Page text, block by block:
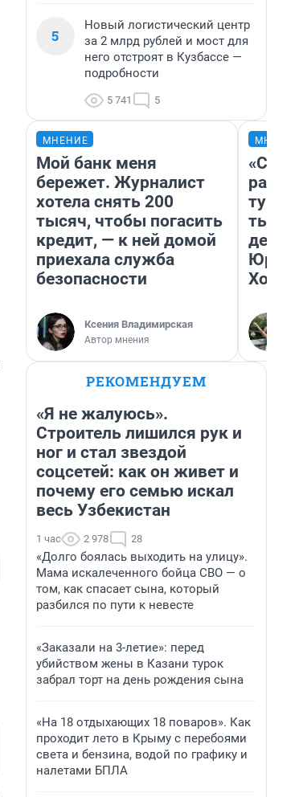
5
Новый логистический центр
за 2 млрд рублей и мост для
него отстроят в Кузбассе —
подробности
5 741 5
МНЕНИЕ
Мой банк меня
бережет. Журналист
хотела снять 200
тысяч, чтобы погасить
кредит, — к ней домой
приехала служба
безопасности
Ксения Владимирская
Автор мнения
день
РЕКОМЕНДУЕМ
«Я не жалуюсь».
Строитель лишился рук и
ног и стал звездой
соцсетей: как он живет и
почему его семью искал
весь Узбекистан
1 час 2 978 28
«Долго боялась выходить на улицу».
Мама искалеченного бойца СВО — о
том, как спасает сына, который
разбился по пути к невесте
«Заказали на 3-летие»: перед
убийством жены в Казани турок
забрал торт на день рождения сына
«На 18 отдыхающих 18 поваров». Как
проходит лето в Крыму с перебоями
света и бензина, водой по графику и
налетами БПЛА